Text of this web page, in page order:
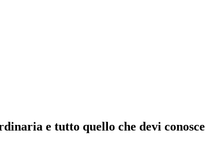
e tutto quello che devi